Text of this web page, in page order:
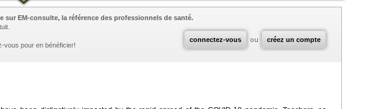
connectez-vous ou créez un compte
sur EM-consulte, la référence des professionnels de santé.
vous pour en bénéficier!